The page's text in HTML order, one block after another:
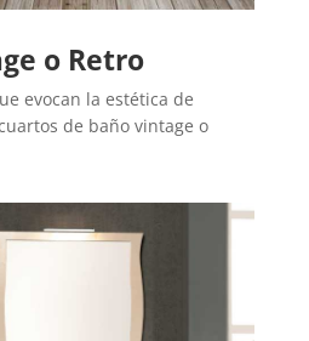
o Retro
evocan la estética de
de baño vintage o